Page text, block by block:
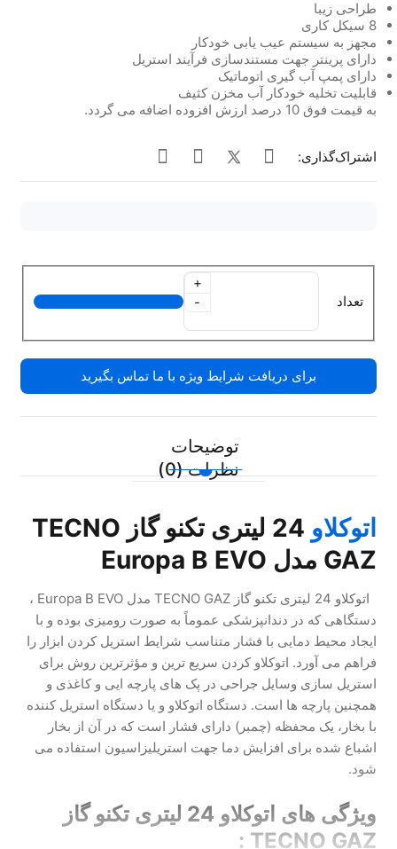
طراحی زیبا
8 سیکل کاری
مجهز به سیستم عیب یابی خودکار
دارای پرینتر جهت مستندسازی فرآیند استریل
دارای پمپ آب گیری اتوماتیک
قابلیت تخلیه خودکار آب مخزن کثیف
به قیمت فوق 10 درصد ارزش افزوده اضافه می گردد.
اشتراک‌گذاری:
تعداد -
+
برای دریافت شرایط ویژه با ما تماس بگیرید
توضیحات
نظرات (0)
اتوکلاو
24 لیتری تکنو گاز TECNO
GAZ مدل Europa B EVO
اتوکلاو 24 لیتری تکنو گاز TECNO GAZ مدل Europa B EVO ،
دستگاهی که در دندانپزشکی عموماً به صورت رومیزی بوده و با
ایجاد محیط دمایی با فشار متناسب شرایط استریل کردن ابزار را
فراهم می آورد. اتوکلاو کردن سریع ترین و مؤثرترین روش برای
استریل سازی وسایل جراحی در پک های پارچه ایی و کاغذی و
همچنین پارچه ها است. دستگاه اتوکلاو و یا دستگاه استریل کننده
با بخار، یک محفظه (چمبر) دارای فشار است که در آن از بخار
اشباع شده برای افزایش دما جهت استریلیزاسیون استفاده می
شود.
ویژگی های اتوکلاو 24 لیتری تکنو گاز
TECNO GAZ :